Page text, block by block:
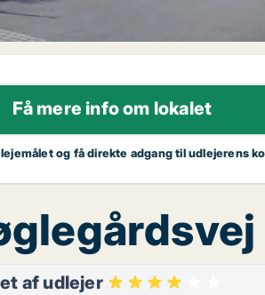
Få mere info om lokalet
lejemålet og få direkte adgang til udlejerens
af udlejer